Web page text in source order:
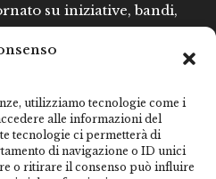
utilizziamo tecnologie come i
alle informazioni del
tecnologie ci permetterà di
di navigazione o ID unici
o ritirare il consenso può influire
su iniziative, bandi,